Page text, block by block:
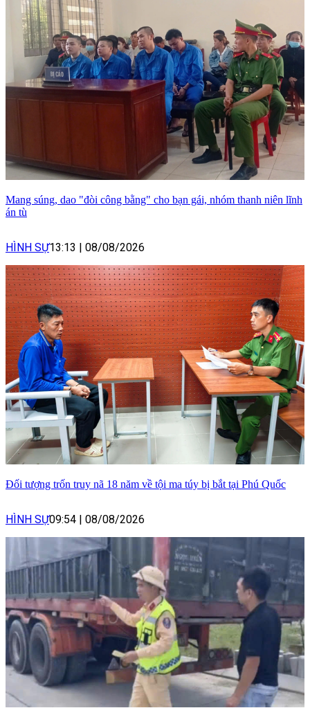
Mang súng, dao "đòi công bằng" cho bạn gái, nhóm thanh niên lĩnh
án tù
HÌNH SỰ13:13 08/08/2026
Đối tượng trốn truy nã 18 năm về tội ma túy bị bắt tại Phú Quốc
HÌNH SỰ09:54 08/08/2026